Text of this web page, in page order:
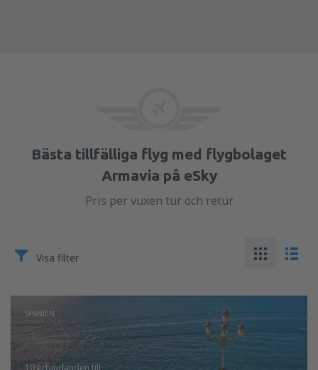
Bästa tillfälliga flyg med flygbolaget
Armavia på eSky
Pris per vuxen tur och retur
Visa filter
SPANIEN